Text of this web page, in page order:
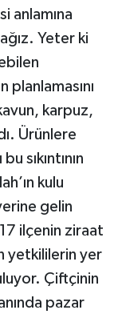
anlamına
Yeter ki
planlamasını
karpuz,
Ürünlere
sıkıntının
kulu
gelin
ilçenin ziraat
yetkililerin yer
Çiftçinin
pazar